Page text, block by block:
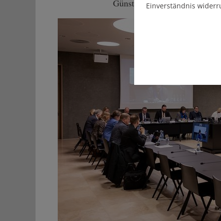
Günstlingswirtschaft ist ein
Einverständnis